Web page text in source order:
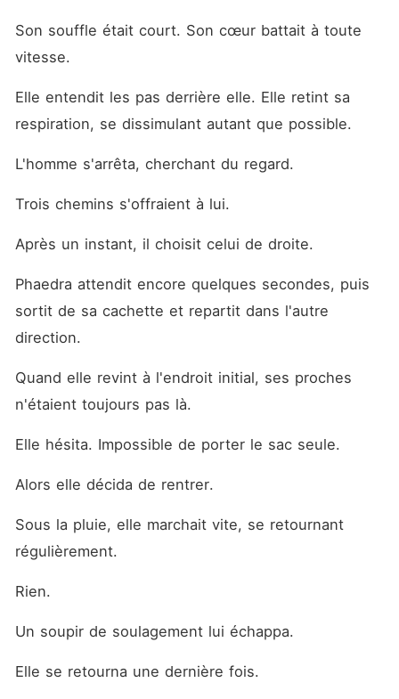
Son souffle était court. Son cœur battait à toute
vitesse.
Elle entendit les pas derrière elle. Elle retint sa
respiration, se dissimulant autant que possible.
L'homme s'arrêta, cherchant du regard.
Trois chemins s'offraient à lui.
Après un instant, il choisit celui de droite.
Phaedra attendit encore quelques secondes, puis
sortit de sa cachette et repartit dans l'autre
direction.
Quand elle revint à l'endroit initial, ses proches
n'étaient toujours pas là.
Elle hésita. Impossible de porter le sac seule.
Alors elle décida de rentrer.
Sous la pluie, elle marchait vite, se retournant
régulièrement.
Rien.
Un soupir de soulagement lui échappa.
Elle se retourna une dernière fois.